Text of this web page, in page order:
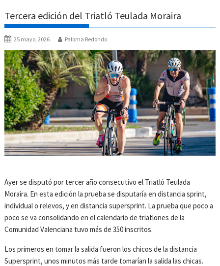
Tercera edición del Triatló Teulada Moraira
25 mayo, 2026 Paloma Redondo
Ayer se disputó por tercer año consecutivo el Triatló Teulada
Moraira. En esta edición la prueba se disputaría en distancia sprint,
individual o relevos, y en distancia supersprint. La prueba que poco a
poco se va consolidando en el calendario de triatlones de la
Comunidad Valenciana tuvo más de 350 inscritos.
Los primeros en tomar la salida fueron los chicos de la distancia
Supersprint, unos minutos más tarde tomarían la salida las chicas.